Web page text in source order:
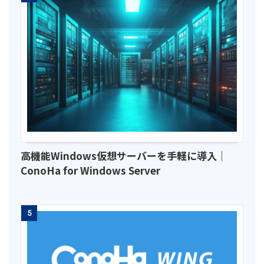
高機能Windows仮想サーバーを手軽に導入｜
ConoHa for Windows Server
5